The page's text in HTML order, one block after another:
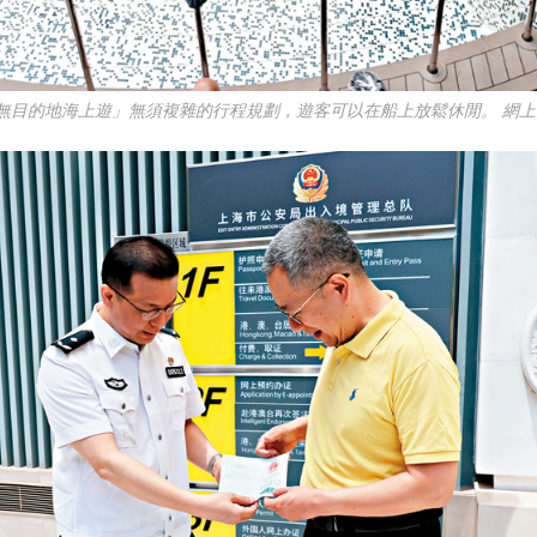
目的地海上遊」無須複雜的行程規劃，遊客可以在船上放鬆休閒。 網